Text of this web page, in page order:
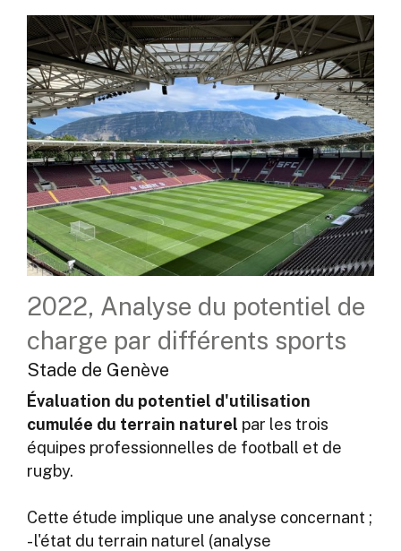
2022, Analyse du potentiel de
charge par différents sports
Stade de Genève
Évaluation du potentiel d'utilisation
cumulée du terrain naturel par les trois
équipes professionnelles de football et de
rugby.
Cette étude implique une analyse concernant ;
- l'état du terrain naturel (analyse